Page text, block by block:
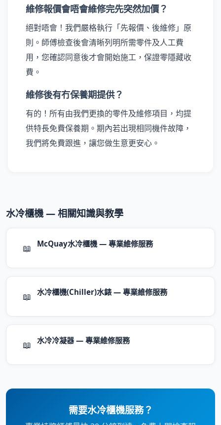
維修報價會唔會維修完先突然加價？
絕對唔會！我們嚴格執行「先報價、後維修」原
則。師傅檢查後會清晰列明所需零件及人工費
用，您確認同意後才會開始施工，保證零隱藏收
費。
維修後有冇保養期提供？
有的！所有由我們更換的零件及維修項目，均提
供特長免費保養期。期內若出現相同機件故障，
我們將免費跟進，讓您做生意更安心。
水冷櫃機 — 相關知識與教學
📖 McQuay水冷櫃機 — 專業維修服務
📖 水冷櫃機(Chiller)水錶 — 專業維修服務
📖 水冷冷凝器 — 專業維修服務
需要水冷櫃機服務？